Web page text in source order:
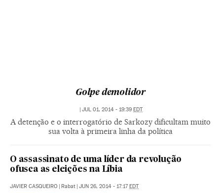
Golpe demolidor
| JUL 01, 2014 - 19:39 EDT
A detenção e o interrogatório de Sarkozy dificultam muito
sua volta à primeira linha da política
O assassinato de uma líder da revolução
ofusca as eleições na Líbia
JAVIER CASQUEIRO | Rabat | JUN 26, 2014 - 17:17EDT